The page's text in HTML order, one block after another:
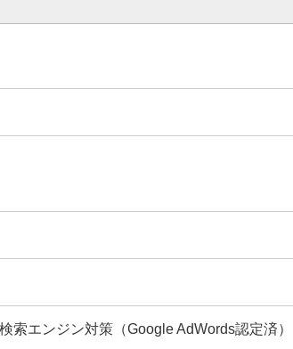
索エンジン対策（Google AdWords認定済）